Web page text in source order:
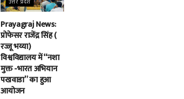
उत्तर प्रदेश
Prayagraj News:
प्रोफेसर राजेंद्र सिंह (
रज्जू भय्या)
विश्वविद्यालय में “नशा
मुक्त -भारत अभियान
पखवाडा” का हुआ
आयोजन